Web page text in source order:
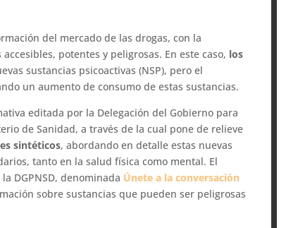
del mercado de las drogas, con la
potentes y peligrosas. En este caso, los
sustancias psicoactivas (NSP), pero el
un aumento de consumo de estas sustancias.
editada por la Delegación del Gobierno para
de Sanidad, a través de la cual pone de relieve
sintéticos, abordando en detalle estas nuevas
tanto en la salud física como mental. El
DGPNSD, denominada Únete a la conversación
sobre sustancias que pueden ser peligrosas